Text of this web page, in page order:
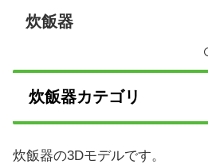
炊飯器
炊飯器カテゴリ
炊飯器の3Dモデルです。